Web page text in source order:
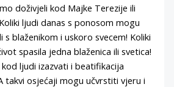
doživjeli kod Majke Terezije ili
ljudi danas s ponosom mogu
s blaženikom i uskoro svecem! Koliki
spasila jedna blaženica ili svetica!
ljudi izazvati i beatifikacija
takvi osjećaji mogu učvrstiti vjeru i